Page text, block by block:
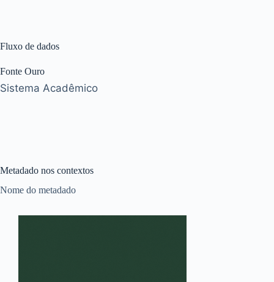
Fluxo de dados
Fonte Ouro
Sistema Acadêmico
Metadado nos contextos
Nome do metadado